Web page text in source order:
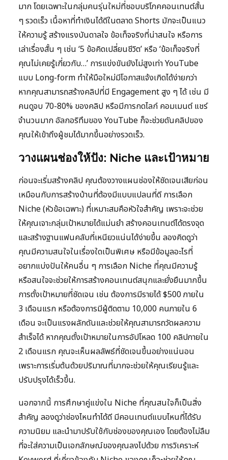
มาก โดยเฉพาะในกลุ่มคนรุ่นใหม่ที่ชอบบริโภคคอนเทนต์สั้น
ๆ รวดเร็ว เนื้อหาที่ทำเงินได้ดีในตลาด Shorts มักจะเป็นแนว
ให้ความรู้ สร้างแรงบันดาลใจ ข้อเท็จจริงที่น่าสนใจ หรือการ
เล่าเรื่องสั้น ๆ เช่น ‘5 ข้อคิดเปลี่ยนชีวิต’ หรือ ‘ข้อเท็จจริงที่
คุณไม่เคยรู้เกี่ยวกับ…’ การแข่งขันยังไม่สูงเท่า YouTube
แบบ Long-form ทำให้มือใหม่มีโอกาสแจ้งเกิดได้ง่ายกว่า
หากคุณสามารถสร้างคลิปที่มี Engagement สูง ๆ ได้ เช่น มี
คนดูจบ 70-80% ของคลิป หรือมีการกดไลก์ คอมเมนต์ แชร์
จำนวนมาก อัลกอริทึมของ YouTube ก็จะช่วยดันคลิปของ
คุณให้เข้าถึงผู้ชมได้มากขึ้นอย่างรวดเร็ว.
วางแผนช่องให้ปัง: Niche และเป้าหมาย
ก่อนจะเริ่มสร้างคลิป คุณต้องวางแผนช่องให้ชัดเจนเสียก่อน
เหมือนกับการสร้างบ้านที่ต้องมีแบบแปลนที่ดี การเลือก
Niche (หัวข้อเฉพาะ) ที่เหมาะสมคือหัวใจสำคัญ เพราะจะช่วย
ให้คุณเจาะกลุ่มเป้าหมายได้แม่นยำ สร้างคอนเทนต์ได้ตรงจุด
และสร้างฐานแฟนคลับที่เหนียวแน่นได้ง่ายขึ้น ลองคิดดูว่า
คุณมีความสนใจในเรื่องใดเป็นพิเศษ หรือมีข้อมูลอะไรที่
อยากแบ่งปันให้คนอื่น ๆ การเลือก Niche ที่คุณมีความรู้
หรือสนใจจะช่วยให้การสร้างคอนเทนต์สนุกและยั่งยืนมากขึ้น
การตั้งเป้าหมายที่ชัดเจน เช่น ต้องการมีรายได้ $500 ภายใน
3 เดือนแรก หรือต้องการมีผู้ติดตาม 10,000 คนภายใน 6
เดือน จะเป็นแรงผลักดันและช่วยให้คุณสามารถวัดผลความ
สำเร็จได้ หากคุณตั้งเป้าหมายในการอัปโหลด 100 คลิปภายใน
2 เดือนแรก คุณจะเห็นผลลัพธ์ที่ชัดเจนขึ้นอย่างแน่นอน
เพราะการเริ่มต้นด้วยปริมาณที่มากจะช่วยให้คุณเรียนรู้และ
ปรับปรุงได้เร็วขึ้น.
นอกจากนี้ การศึกษาคู่แข่งใน Niche ที่คุณสนใจก็เป็นสิ่ง
สำคัญ ลองดูว่าช่องไหนทำได้ดี มีคอนเทนต์แบบไหนที่ได้รับ
ความนิยม และนำมาปรับใช้กับช่องของคุณเอง โดยต้องไม่ลืม
ที่จะใส่ความเป็นเอกลักษณ์ของคุณลงไปด้วย การวิเคราะห์